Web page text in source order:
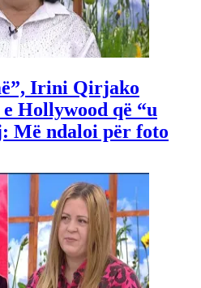
Irini Qirjako
Hollywood që “u
Më ndaloi për foto